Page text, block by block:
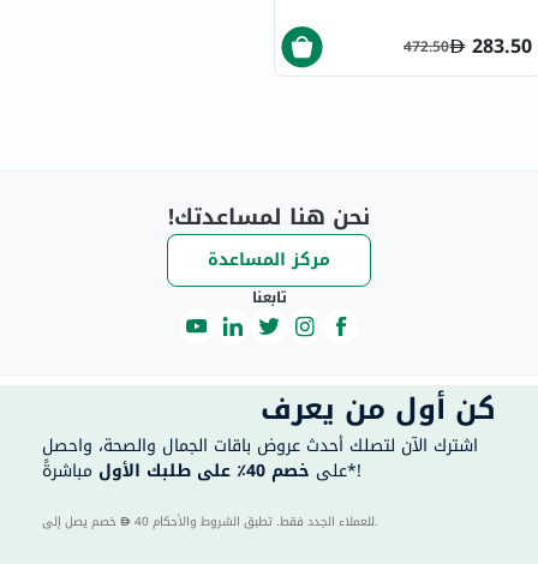
283.50
472.50
نحن هنا لمساعدتك!
مركز المساعدة
تابعنا
كن أول من يعرف
اشترك الآن لتصلك أحدث عروض باقات الجمال والصحة، واحصل
على خصم 40٪ على طلبك الأول مباشرةً*!
40 للعملاء الجدد فقط. تطبق الشروط والأحكام.